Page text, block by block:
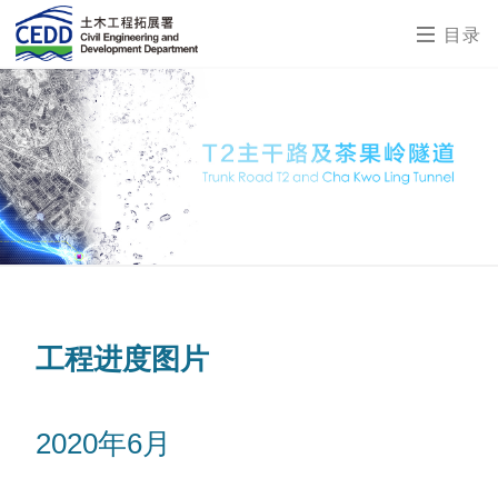
目录
工程进度图片
2020年6月